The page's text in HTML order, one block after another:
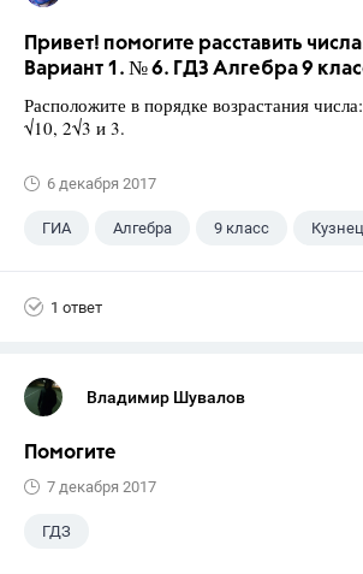
Привет! помогите расставить
Вариант 1. № 6. ГДЗ Алгебра 9
Расположите в порядке возрастания числа:
√10, 2√3 и 3.
6 декабря 2017
ГИА Алгебра 9 класс
1 ответ
Владимир Шувалов
Помогите
7 декабря 2017
ГДЗ